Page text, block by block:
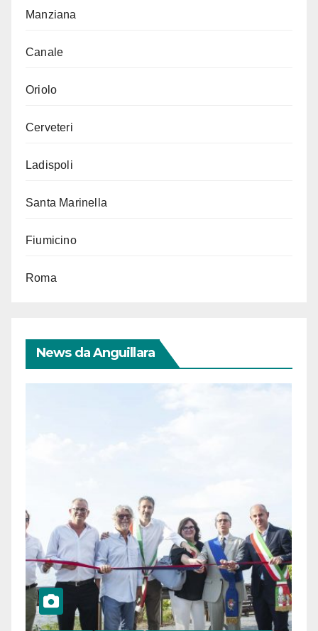
Manziana
Canale
Oriolo
Cerveteri
Ladispoli
Santa Marinella
Fiumicino
Roma
News da Anguillara